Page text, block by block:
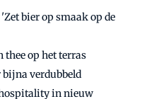
bier op smaak op de
thee op het terras
verdubbeld
in nieuw